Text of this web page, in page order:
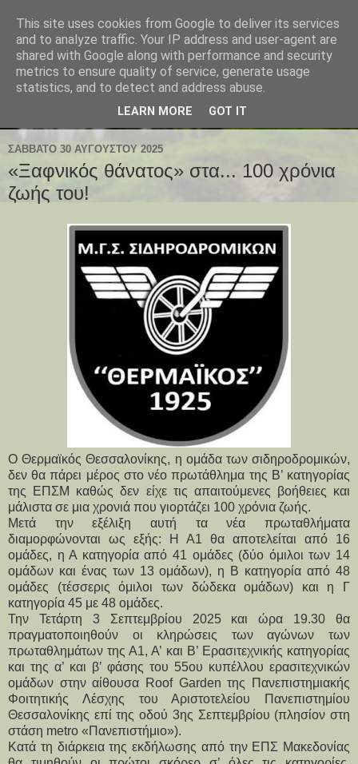
ΣΆΒΒΑΤΟ 30 ΑΥΓΟΎΣΤΟΥ 2025
«Ξαφνικός θάνατος» στα... 100 χρόνια
ζωής του!
Ο Θερμαϊκός Θεσσαλονίκης, η ομάδα των σιδηροδρομικών,
δεν θα πάρει μέρος στο νέο πρωτάθλημα της Β’ κατηγορίας
της ΕΠΣΜ καθώς δεν είχε τις απαιτούμενες βοήθειες και
μάλιστα σε μια χρονιά που γιορτάζει 100 χρόνια ζωής.
Μετά την εξέλιξη αυτή τα νέα πρωταθλήματα
διαμορφώνονται ως εξής: Η Α1 θα αποτελείται από 16
ομάδες, η Α κατηγορία από 41 ομάδες (δύο όμιλοι των 14
ομάδων και ένας των 13 ομάδων), η Β κατηγορία από 48
ομάδες (τέσσερις όμιλοι των δώδεκα ομάδων) και η Γ
κατηγορία 45 με 48 ομάδες.
Την Τετάρτη 3 Σεπτεμβρίου 2025 και ώρα 19.30 θα
πραγματοποιηθούν οι κληρώσεις των αγώνων των
πρωταθλημάτων της Α1, Α’ και Β’ Ερασιτεχνικής κατηγορίας
και της α’ και β’ φάσης του 55ου κυπέλλου ερασιτεχνικών
ομάδων στην αίθουσα Roof Garden της Πανεπιστημιακής
Φοιτητικής Λέσχης του Αριστοτελείου Πανεπιστημίου
Θεσσαλονίκης επί της οδού 3ης Σεπτεμβρίου (πλησίον στη
στάση metro «Πανεπιστήμιο»).
Κατά τη διάρκεια της εκδήλωσης από την ΕΠΣ Μακεδονίας
This site uses cookies from Google to deliver its services
and to analyze traffic. Your IP address and user-agent are
shared with Google along with performance and security
metrics to ensure quality of service, generate usage
statistics, and to detect and address abuse.
LEARN MORE GOT IT